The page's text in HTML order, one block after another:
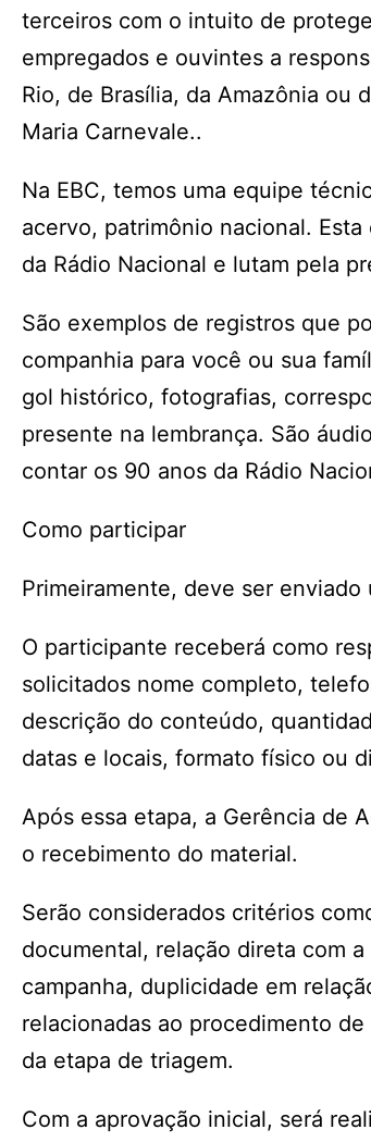
terceiros com o intuito de
empregados e ouvintes a
Rio, de Brasília, da Amazônia ou
Maria Carnevale..
Na EBC, temos uma equipe
acervo, patrimônio nacional.
da Rádio Nacional e lutam pela
São exemplos de registros que
companhia para você ou sua
gol histórico, fotografias,
presente na lembrança. São
contar os 90 anos da Rádio
Como participar
Primeiramente, deve ser
O participante receberá como
solicitados nome completo,
descrição do conteúdo,
datas e locais, formato físico ou
Após essa etapa, a Gerência de
o recebimento do material.
Serão considerados critérios
documental, relação direta com
campanha, duplicidade em
relacionadas ao procedimento
da etapa de triagem.
Com a aprovação inicial, será